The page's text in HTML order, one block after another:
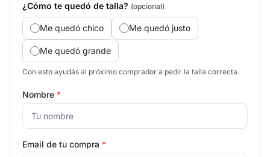
¿Cómo te quedó de talla? (opcional)
Me quedó chico Me quedó justo
Me quedó grande
Con esto ayudás al próximo comprador a pedir la talla correcta.
Nombre *
Email de tu compra *